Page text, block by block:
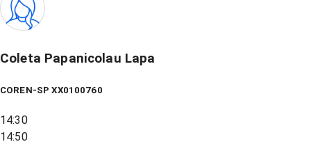
Coleta Papanicolau Lapa
COREN-SP XX0100760
14:30
14:50